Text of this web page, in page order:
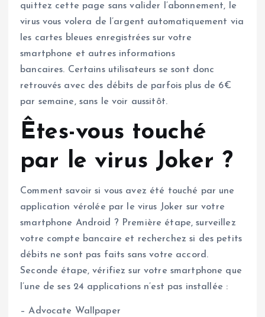
quittez cette page sans valider l’abonnement, le
virus vous volera de l’argent automatiquement via
les cartes bleues enregistrées sur votre
smartphone et autres informations
bancaires. Certains utilisateurs se sont donc
retrouvés avec des débits de parfois plus de 6€
par semaine, sans le voir aussitôt.
Êtes-vous touché
par le virus Joker ?
Comment savoir si vous avez été touché par une
application vérolée par le virus Joker sur votre
smartphone Android ? Première étape, surveillez
votre compte bancaire et recherchez si des petits
débits ne sont pas faits sans votre accord.
Seconde étape, vérifiez sur votre smartphone que
l’une de ses 24 applications n’est pas installée :
– Advocate Wallpaper